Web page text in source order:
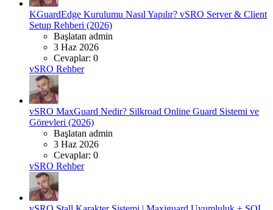
KGuardEdge Kurulumu Nasıl Yapılır? vSRO Server & Client
Setup Rehberi (2026)
Başlatan admin
3 Haz 2026
Cevaplar: 0
vSRO Rehber
vSRO MaxGuard Nedir? Silkroad Online Guard Sistemi ve
Görevleri (2026)
Başlatan admin
3 Haz 2026
Cevaplar: 0
vSRO Rehber